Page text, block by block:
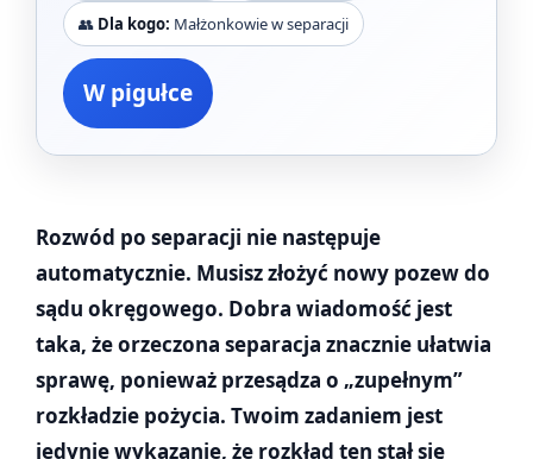
👥 Dla kogo: Małżonkowie w separacji
W pigułce
Rozwód po separacji nie następuje
automatycznie. Musisz złożyć nowy pozew do
sądu okręgowego. Dobra wiadomość jest
taka, że orzeczona separacja znacznie ułatwia
sprawę, ponieważ przesądza o „zupełnym”
rozkładzie pożycia. Twoim zadaniem jest
jedynie wykazanie, że rozkład ten stał się